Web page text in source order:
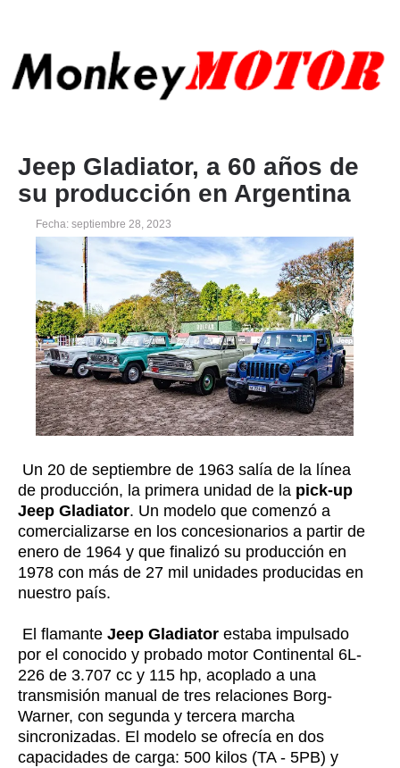
Jeep Gladiator, a 60 años de
su producción en Argentina
Fecha: septiembre 28, 2023
Un 20 de septiembre de 1963 salía de la línea
de producción, la primera unidad de la pick-up
Jeep Gladiator. Un modelo que comenzó a
comercializarse en los concesionarios a partir de
enero de 1964 y que finalizó su producción en
1978 con más de 27 mil unidades producidas en
nuestro país.
El flamante Jeep Gladiator estaba impulsado
por el conocido y probado motor Continental 6L-
226 de 3.707 cc y 115 hp, acoplado a una
transmisión manual de tres relaciones Borg-
Warner, con segunda y tercera marcha
sincronizadas. El modelo se ofrecía en dos
capacidades de carga: 500 kilos (TA - 5PB) y